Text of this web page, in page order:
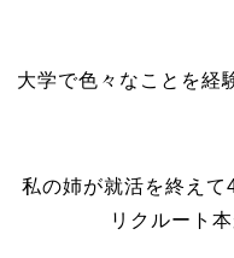
大学で色々なことを経
私の姉が就活を終えて
リクルート